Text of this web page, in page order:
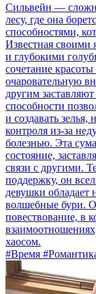
Сильвейн —
лесу, где она
способностями,
Известная
и глубокими
сочетание
очаровательную
другим
способности
и создавать
контроля из-за
болезнью. Эта
состояние,
связи с другими.
поддержку, он
девушки обладает
волшебные бури.
повествование, в
хаосом.
#Время